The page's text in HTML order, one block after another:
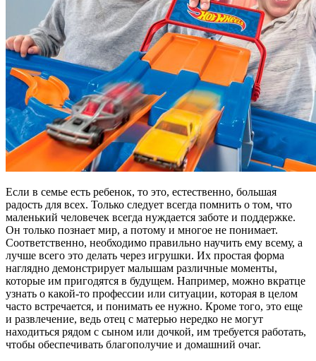
Если в семье есть ребенок, то это, естественно, большая
радость для всех. Только следует всегда помнить о том, что
маленький человечек всегда нуждается заботе и поддержке.
Он только познает мир, а потому и многое не понимает.
Соответственно, необходимо правильно научить ему всему, а
лучше всего это делать через игрушки. Их простая форма
наглядно демонстрирует малышам различные моменты,
которые им пригодятся в будущем. Например, можно вкратце
узнать о какой-то профессии или ситуации, которая в целом
часто встречается, и понимать ее нужно. Кроме того, это еще
и развлечение, ведь отец с матерью нередко не могут
находиться рядом с сыном или дочкой, им требуется работать,
чтобы обеспечивать благополучие и домашний очаг.